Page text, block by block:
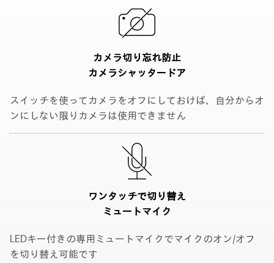
カメラ切り忘れ防止
カメラシャッタードア
スイッチを使ってカメラをオフにしておけば、自分からオ
ンにしない限りカメラは使用できません
ワンタッチで切り替え
ミュートマイク
LEDキー付きの専用ミュートマイクでマイクのオン/オフ
を切り替え可能です